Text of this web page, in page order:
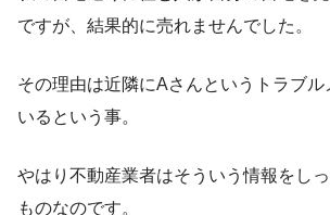
ですが、結果的に売れませんでした。
その理由は近隣にAさんというトラブ
いるという事。
やはり不動産業者はそういう情報をし
ものなのです。